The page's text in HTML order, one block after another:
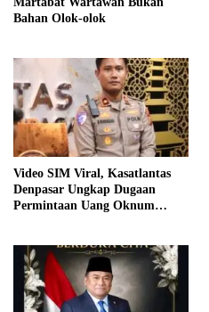
Bahan Olok-olok
Video SIM Viral, Kasatlantas
Denpasar Ungkap Dugaan
Permintaan Uang Oknum